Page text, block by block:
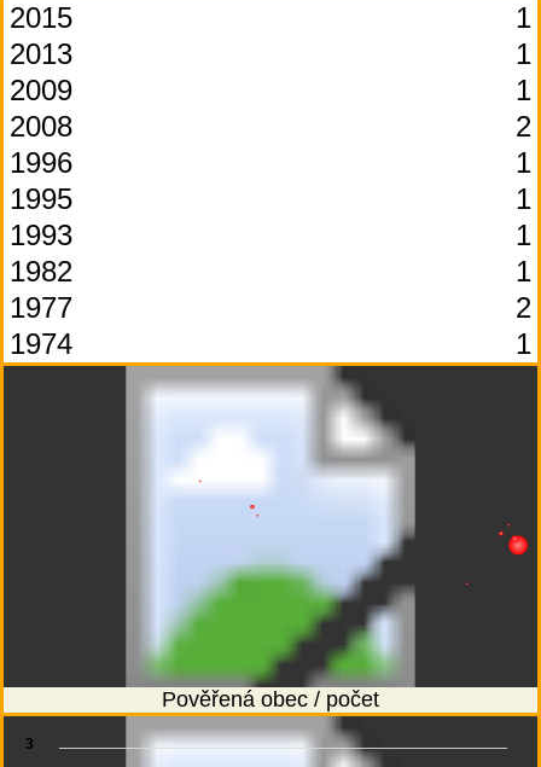
2015
1
2013
1
2009
1
2008
2
1996
1
1995
1
1993
1
1982
1
1977
2
1974
1
Pověřená obec / počet
3